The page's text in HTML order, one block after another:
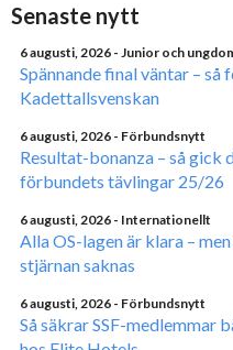
Senaste nytt
6 augusti, 2026 - Junior och
Spännande final väntar – så
Kadettallsvenskan
6 augusti, 2026 - Förbundsnytt
Resultat-bonanza – så gick
förbundets tävlingar 25/26
6 augusti, 2026 - Internationellt
Alla OS-lagen är klara –
stjärnan saknas
6 augusti, 2026 - Förbundsnytt
Så säkrar SSF-medlemmar